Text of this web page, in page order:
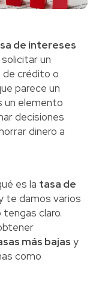
de intereses
un
crédito o
parece un
un elemento
decisiones
dinero a
es la tasa de
te damos varios
tengas claro.
más bajas y
como